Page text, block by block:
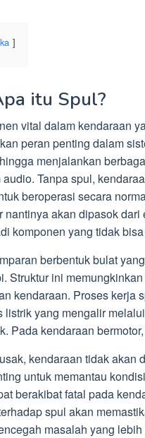
itu Spul?
vital dalam kendaraan
peran penting dalam
menjalankan
Tanpa spul,
beroperasi secara
nantinya akan dipasok
komponen yang tidak
berbentuk bulat
Struktur ini
kendaraan. Proses kerja
listrik yang mengalir
Pada kendaraan
kendaraan tidak akan
untuk memantau
berakibat fatal pada
spul akan
masalah yang